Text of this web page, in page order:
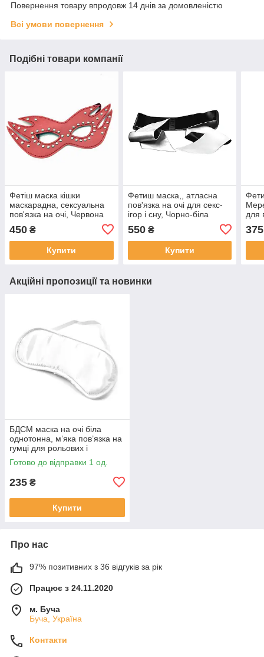
Повернення товару впродовж 14 днів за домовленістю
Всі умови повернення
Подібні товари компанії
Фетіш маска кішки
маскарадна, сексуальна
пов'язка на очі, Червона
450 ₴
Купити
Фетиш маска,, атласна
пов'язка на очі для секс-
ігор і сну, Чорно-біла
550₴
Купити
для
375
Акційні пропозиції та новинки
БДСМ маска на очі біла
однотонна, м’яка пов’язка на
гумці для рольових і
сенсорних ігор
Готово до відправки 1 од.
235 ₴
Купити
Про нас
97% позитивних з 36 відгуків за рік
Працює з 24.11.2020
м. Буча
Буча, Україна
Контакти